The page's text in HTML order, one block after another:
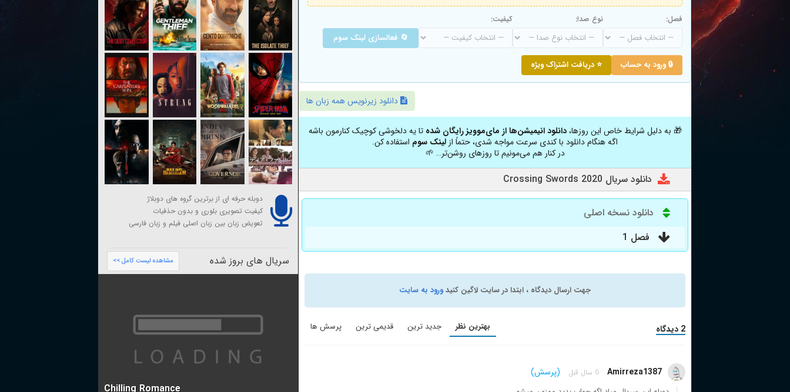
فصل: نوع صدا: کیفیت:
🔄 فعالسازی لینک سوم
🔒 ورود به حساب ⭐ دریافت اشتراک ویژه
دانلود زیرنویس همه زبان ها
🎁 به دلیل شرایط خاص این روزها،دانلود انیمیشن‌ها از مای‌موویز رایگان شده تا یه دلخوشی کوچیک کنارمون باشه
اگه هنگام دانلود با کندی سرعت مواجه شدی، حتماً از لینک سوم استفاده کن.
در کنار هم می‌مونیم تا روزهای روشن‌تر… 🌱
دانلود سریال Crossing Swords 2020
دانلود نسخه اصلی
فصل 1
جهت ارسال دیدگاه ، ابتدا در سایت لاگین کنیدورود به سایت
2 دیدگاه بهترین نظر جدید ترین قدیمی ترین پرسش ها
Amirreza1387 6 سال قبل (پرسش)
دوبله حرفه ای از برترین گروه های دوبلاژ
کیفیت تصویری بلوری و بدون حذفیات
تعویض زبان بین زبان اصلی فیلم و زبان فارسی
سریال های بروز شده مشاهده لیست کامل >>
Chilling Romance